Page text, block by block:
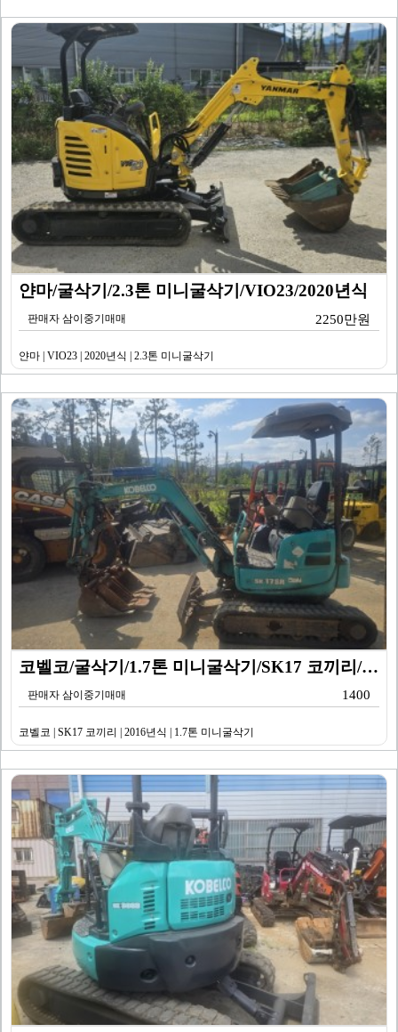
얀마/굴삭기/2.3톤 미니굴삭기/VIO23/2020년식
판매자 삼이중기매매 2250만원
얀마 | VIO23 | 2020년식 | 2.3톤 미니굴삭기
코벨코/굴삭기/1.7톤 미니굴삭기/SK17 코끼리/20…
판매자 삼이중기매매 1400
코벨코 | SK17 코끼리 | 2016년식 | 1.7톤 미니굴삭기